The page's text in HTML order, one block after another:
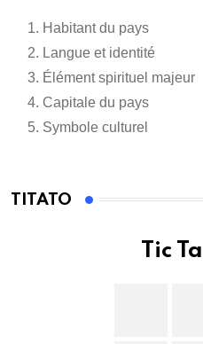
Habitant du pays
Langue et identité
Élément spirituel majeur
Capitale du pays
Symbole culturel
TITATO
Tic